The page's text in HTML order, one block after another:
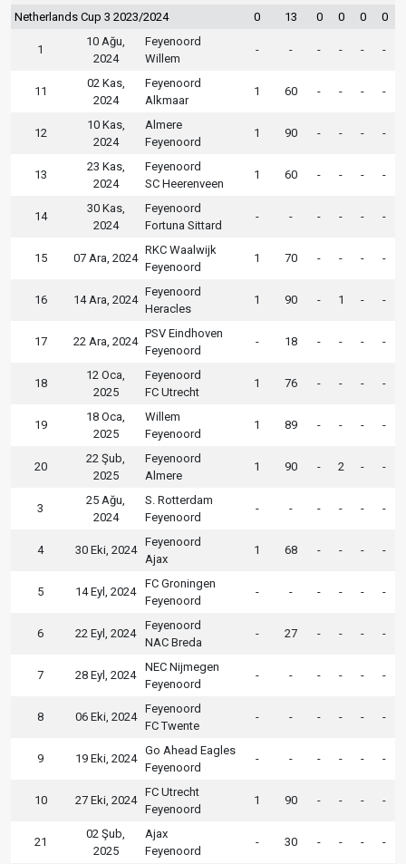
Netherlands Cup 3 2023/2024 0 13 0 0 0 0
1
10 Ağu,
2024
Feyenoord
Willem
- - - - - -
11
02 Kas,
2024
Feyenoord
Alkmaar
1 60 - - - -
12
10 Kas,
2024
Almere
Feyenoord
1 90 - - - -
13
23 Kas,
2024
Feyenoord
SC Heerenveen
1 60 - - - -
14
30 Kas,
2024
Feyenoord
Fortuna Sittard
- - - - - -
15 07 Ara, 2024
RKC Waalwijk
Feyenoord
1 70 - - - -
16 14 Ara, 2024
Feyenoord
Heracles
1 90 - 1 - -
17 22 Ara, 2024
PSV Eindhoven
Feyenoord
- 18 - - - -
18
12 Oca,
2025
Feyenoord
FC Utrecht
1 76 - - - -
19
18 Oca,
2025
Willem
Feyenoord
1 89 - - - -
20
22 Şub,
2025
Feyenoord
Almere
1 90 - 2 - -
3
25 Ağu,
2024
S. Rotterdam
Feyenoord
- - - - - -
4 30 Eki, 2024
Feyenoord
Ajax
1 68 - - - -
5 14 Eyl, 2024
FC Groningen
Feyenoord
- - - - - -
6 22 Eyl, 2024
Feyenoord
NAC Breda
- 27 - - - -
7 28 Eyl, 2024
NEC Nijmegen
Feyenoord
- - - - - -
8 06 Eki, 2024
Feyenoord
FC Twente
- - - - - -
9 19 Eki, 2024
Go Ahead Eagles
Feyenoord
- - - - - -
10 27 Eki, 2024
FC Utrecht
Feyenoord
1 90 - - - -
21
02 Şub,
2025
Ajax
Feyenoord
- 30 - - - -